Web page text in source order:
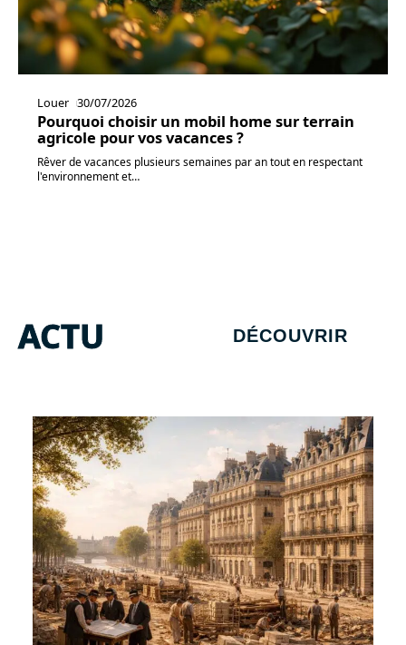
Louer 30/07/2026
Pourquoi choisir un mobil home sur terrain
agricole pour vos vacances ?
Rêver de vacances plusieurs semaines par an tout en respectant
l'environnement et…
ACTU DÉCOUVRIR